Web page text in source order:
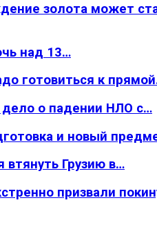
золота может
над 13…
готовиться к
дело о падении НЛО с…
и новый
Грузию в…
призвали